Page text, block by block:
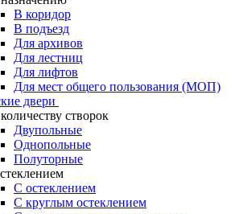
В коридор
В подъезд
Для архивов
Для лестниц
Для лифтов
Для мест общего пользования (МОП)
двери
створок
Двупольные
Однопольные
Полуторные
С остеклением
С круглым остеклением